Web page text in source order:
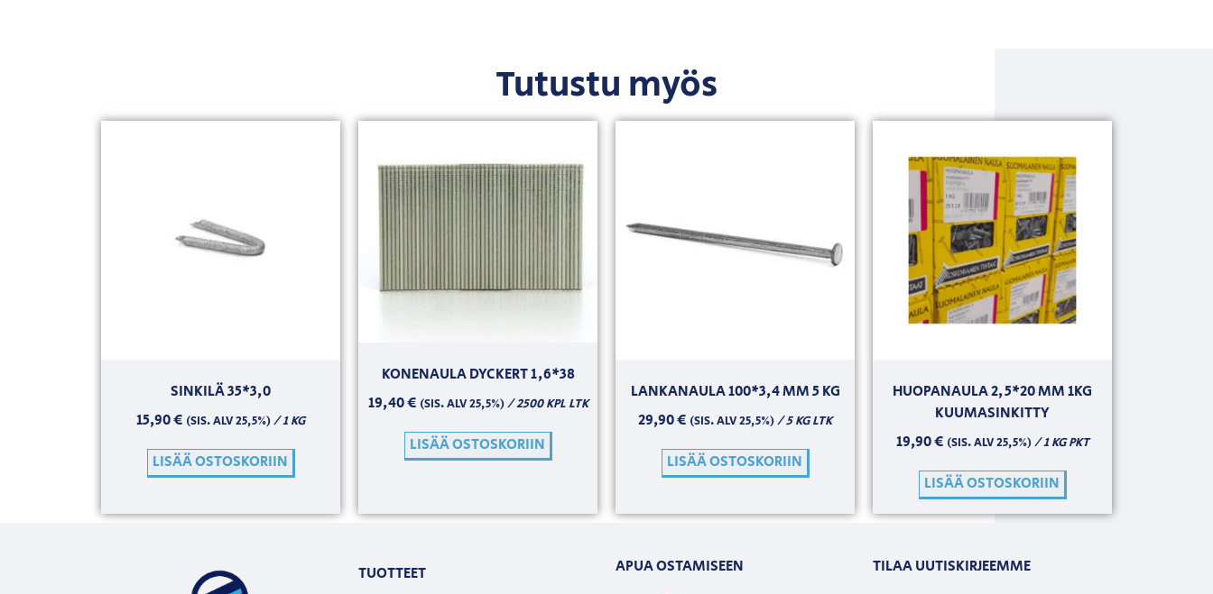
Tutustu myös
SINKILÄ 35*3,0
15,90€ (SIS. ALV 25,5%)/ 1 KG
LISÄÄ OSTOSKORIIN
KONENAULA DYCKERT 1,6*38
19,40€ (SIS. ALV 25,5%)/ 2500 KPL LTK
LISÄÄ OSTOSKORIIN
LANKANAULA 100*3,4 MM 5 KG
29,90€ (SIS. ALV 25,5%)/ 5 KG LTK
LISÄÄ OSTOSKORIIN
HUOPANAULA 2,5*20 MM 1KG
KUUMASINKITTY
19,90€ (SIS. ALV 25,5%)/ 1 KG PKT
LISÄÄ OSTOSKORIIN
TUOTTEET
APUA OSTAMISEEN
TILAA UUTISKIRJEEMME